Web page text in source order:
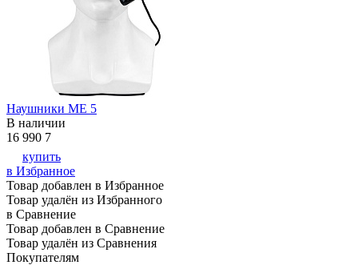
Наушники ME 5
В наличии
16 990 7
купить
в Избранное
Товар добавлен в Избранное
Товар удалён из Избранного
в Сравнение
Товар добавлен в Сравнение
Товар удалён из Сравнения
Покупателям